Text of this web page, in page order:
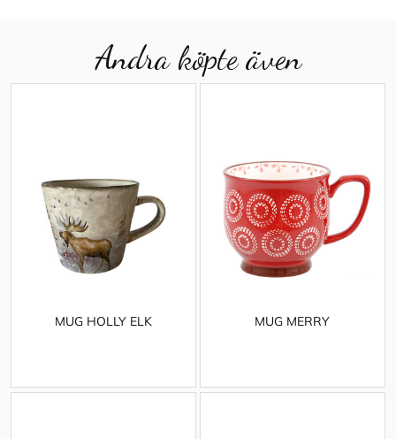
Andra köpte även
MUG HOLLY ELK MUG MERRY